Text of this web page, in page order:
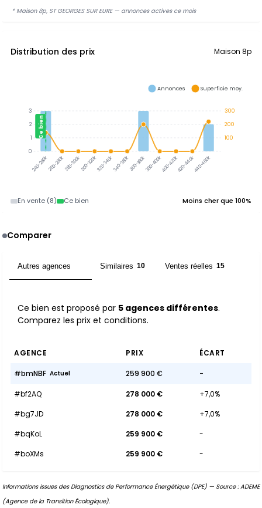
* Maison 8p, ST GEORGES SUR EURE — annonces actives ce mois
Distribution des prix Maison 8p
240-260k260-280k280-300k300-320k320-340k340-360k360-380k380-400k400-420k420-440k440-460k
Ce bien
300
200
100
3
2
1
0
Annonces Superficie moy.
En vente (8) Ce bien Moins cher que 100%
Comparer
Autres agences Similaires 10 Ventes réelles 15
Ce bien est proposé par 5 agences différentes.
Comparez les prix et conditions.
AGENCE PRIX ÉCART
#bmNBF Actuel 259 900 € -
#bf2AQ 278 000 €
+7,0%
#bg7JD
278 000 €
+7,0%
#bqKoL
259 900 €
-
#boXMs
259 900 € -
Informations issues des Diagnostics de Performance Énergétique (DPE) — Source : ADEME
(Agence de la Transition Écologique).